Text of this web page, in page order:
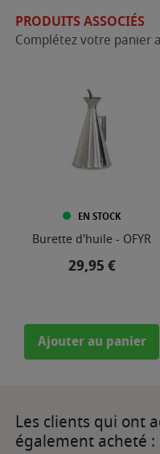
PRODUITS ASSOCIÉS
Complétez votre panier
EN STOCK
Burette d'huile - OFYR
Prix
29,95 €
Ajouter au panier
Les clients qui ont
également acheté :